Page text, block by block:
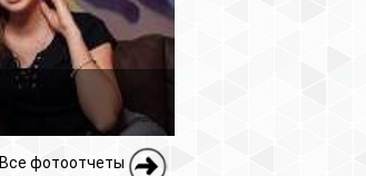
Все фотоотчеты